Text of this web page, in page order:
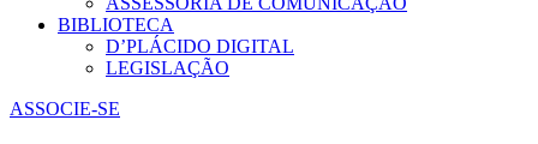
BIBLIOTECA
D’PLÁCIDO DIGITAL
LEGISLAÇÃO
ASSOCIE-SE